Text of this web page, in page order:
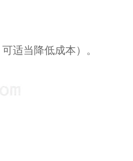
适当降低成本）。